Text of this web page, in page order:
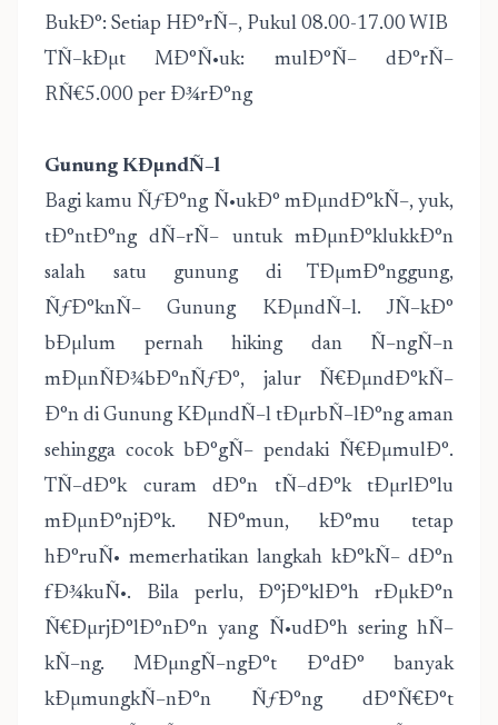
BukÐ°: Setiap HÐ°rÑ–, Pukul 08.00-17.00 WIB
TÑ–kÐµt MÐ°Ñ•uk: mulÐ°Ñ– dÐ°rÑ–
RÑ€5.000 per Ð¾rÐ°ng
Gunung KÐµndÑ–l
Bagi kamu ÑƒÐ°ng Ñ•ukÐ° mÐµndÐ°kÑ–, yuk,
tÐ°ntÐ°ng dÑ–rÑ– untuk mÐµnÐ°klukkÐ°n
salah satu gunung di TÐµmÐ°nggung,
ÑƒÐ°knÑ– Gunung KÐµndÑ–l. JÑ–kÐ°
bÐµlum pernah hiking dan Ñ–ngÑ–n
mÐµnÑÐ¾bÐ°nÑƒÐ°, jalur Ñ€ÐµndÐ°kÑ–
Ð°n di Gunung KÐµndÑ–l tÐµrbÑ–lÐ°ng aman
sehingga cocok bÐ°gÑ– pendaki Ñ€ÐµmulÐ°.
TÑ–dÐ°k curam dÐ°n tÑ–dÐ°k tÐµrlÐ°lu
mÐµnÐ°njÐ°k. NÐ°mun, kÐ°mu tetap
hÐ°ruÑ• memerhatikan langkah kÐ°kÑ– dÐ°n
fÐ¾kuÑ•. Bila perlu, Ð°jÐ°klÐ°h rÐµkÐ°n
Ñ€ÐµrjÐ°lÐ°nÐ°n yang Ñ•udÐ°h sering hÑ–
kÑ–ng. MÐµngÑ–ngÐ°t Ð°dÐ° banyak
kÐµmungkÑ–nÐ°n ÑƒÐ°ng dÐ°Ñ€Ð°t